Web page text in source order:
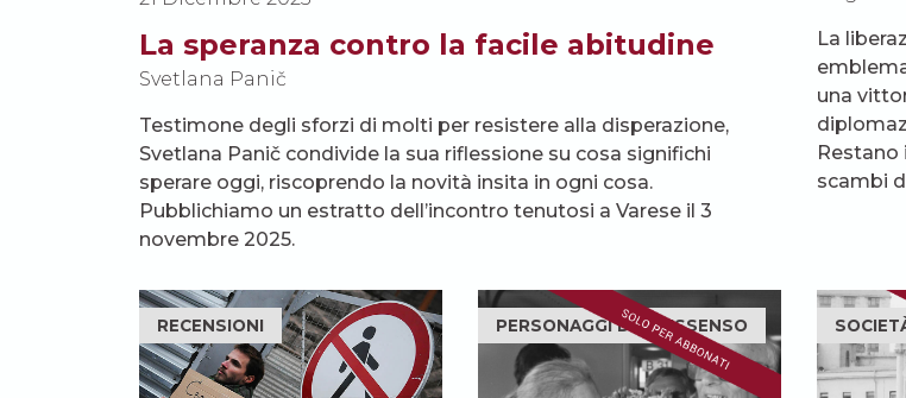
La speranza contro la facile abitudine
Svetlana Panič
Testimone degli sforzi di molti per resistere alla disperazione,
Svetlana Panič condivide la sua riflessione su cosa significhi
sperare oggi, riscoprendo la novità insita in ogni cosa.
Pubblichiamo un estratto dell’incontro tenutosi a Varese il 3
novembre 2025.
La
una
scambi
RECENSIONI PERSONAGGI DEL DISSENSO